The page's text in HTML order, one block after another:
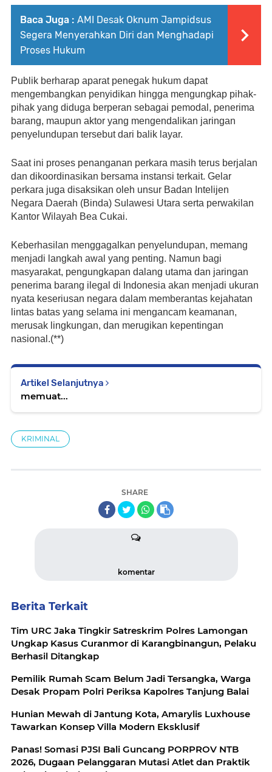
Baca Juga : AMI Desak Oknum Jampidsus
Segera Menyerahkan Diri dan Menghadapi
Proses Hukum
Publik berharap aparat penegak hukum dapat
mengembangkan penyidikan hingga mengungkap pihak-
pihak yang diduga berperan sebagai pemodal, penerima
barang, maupun aktor yang mengendalikan jaringan
penyelundupan tersebut dari balik layar.
Saat ini proses penanganan perkara masih terus berjalan
dan dikoordinasikan bersama instansi terkait. Gelar
perkara juga disaksikan oleh unsur Badan Intelijen
Negara Daerah (Binda) Sulawesi Utara serta perwakilan
Kantor Wilayah Bea Cukai.
Keberhasilan menggagalkan penyelundupan, memang
menjadi langkah awal yang penting. Namun bagi
masyarakat, pengungkapan dalang utama dan jaringan
penerima barang ilegal di Indonesia akan menjadi ukuran
nyata keseriusan negara dalam memberantas kejahatan
lintas batas yang selama ini mengancam keamanan,
merusak lingkungan, dan merugikan kepentingan
nasional.(**)
Artikel Selanjutnya
memuat...
KRIMINAL
SHARE
komentar
Berita Terkait
Tim URC Jaka Tingkir Satreskrim Polres Lamongan
Ungkap Kasus Curanmor di Karangbinangun, Pelaku
Berhasil Ditangkap
Pemilik Rumah Scam Belum Jadi Tersangka, Warga
Desak Propam Polri Periksa Kapolres Tanjung Balai
Hunian Mewah di Jantung Kota, Amarylis Luxhouse
Tawarkan Konsep Villa Modern Eksklusif
Panas! Somasi PJSI Bali Guncang PORPROV NTB
2026, Dugaan Pelanggaran Mutasi Atlet dan Praktik